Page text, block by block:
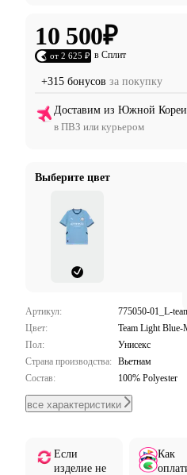
10 500₽
от 2 625 ₽ в Сплит
+315 бонусов за покупку
Доставим из Южной Кореи
в ПВЗ или курьером
Выберите цвет
Артикул:
775050-01_L-
Цвет:
Team Light Blue-
Пол:
Унисекс
Страна производства: Вьетнам
Состав:
100% Polyester
все характеристики
Если
изделие не
Как